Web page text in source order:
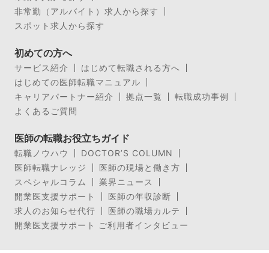
非常勤（アルバイト）求人から探す
スポット求人から探す
初めての方へ
サービス紹介
はじめて転職される方へ
はじめての医師転職マニュアル
キャリアパートナー紹介
拠点一覧
転職成功事例
よくあるご質問
医師の転職お役立ちガイド
転職ノウハウ
DOCTOR’S COLUMN
医師転職ナレッジ
医師の現場と働き方
スペシャルコラム
業界ニュース
開業医支援サポート
医師の年収診断
求人のお知らせ代行
医師の職場カルテ
開業医支援サポート ご利用者インタビュー